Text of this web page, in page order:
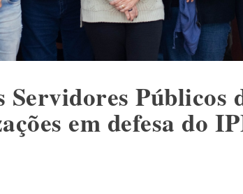
Servidores Públicos
em defesa do